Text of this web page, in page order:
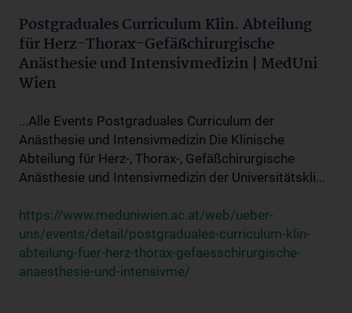
Postgraduales Curriculum Klin. Abteilung
für Herz-Thorax-Gefäßchirurgische
Anästhesie und Intensivmedizin | MedUni
Wien
...Alle Events Postgraduales Curriculum der
Anästhesie und Intensivmedizin Die Klinische
Abteilung für Herz-, Thorax-, Gefäßchirurgische
Anästhesie und Intensivmedizin der Universitätskli...
https://www.meduniwien.ac.at/web/ueber-
uns/events/detail/postgraduales-curriculum-klin-
abteilung-fuer-herz-thorax-gefaesschirurgische-
anaesthesie-und-intensivme/